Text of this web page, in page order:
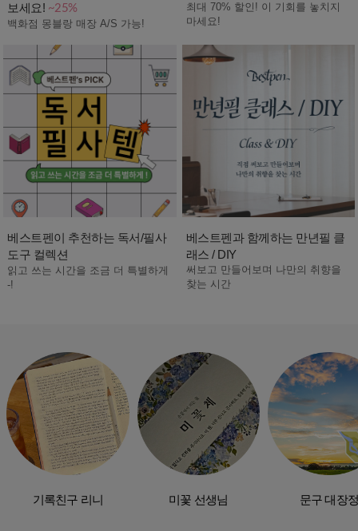
보세요! ~25%
백화점 몽블랑 매장 A/S 가능!
최대 70% 할인! 이 기회를 놓치지
마세요!
베스트펜이 추천하는 독서/필사
도구 컬렉션
읽고 쓰는 시간을 조금 더 특별하게
-!
베스트펜과 함께하는 만년필 클
래스 / DIY
써보고 만들어보며 나만의 취향을
찾는 시간
기록친구 리니 미꽃 선생님 문구 대장정